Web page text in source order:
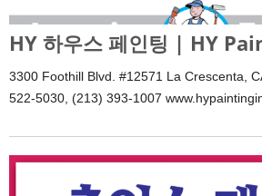
HY 하우스 페인팅 | HY
3300 Foothill Blvd. #12571 La Crescenta,
522-5030, (213) 393-1007